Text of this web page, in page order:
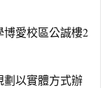
愛校區公誠樓2
劃以實體方式辦